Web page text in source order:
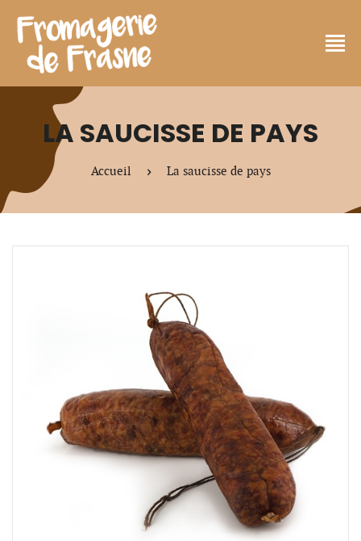
LA SAUCISSE DE PAYS
Accueil La saucisse de pays